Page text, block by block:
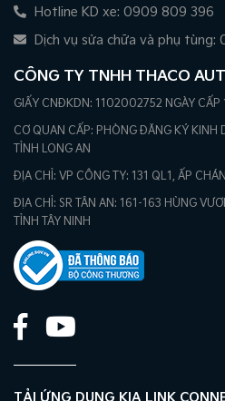
Hotline KD xe: 0909 809 396
Dịch vụ sửa chữa và phụ tùng:
CÔNG TY TNHH THACO
GIẤY CNĐKDN: 1102002752 NGÀY
CƠ QUAN CẤP: PHÒNG ĐĂNG KÝ KINH
TỈNH LONG AN
ĐỊA CHỈ: VP CÔNG TY: 131 QL1, ẤP
ĐỊA CHỈ: SR TÂN AN: 161-163 HÙNG
TỈNH TÂY NINH
TẢI ỨNG DỤNG KIA LINK